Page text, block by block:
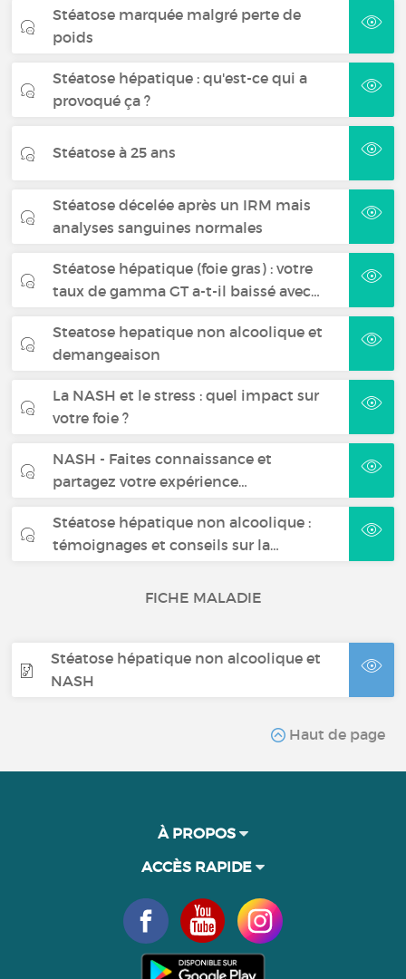
Stéatose marquée malgré perte de
poids
Stéatose hépatique : qu'est-ce qui a
provoqué ça ?
Stéatose à 25 ans
Stéatose décelée après un IRM mais
analyses sanguines normales
Stéatose hépatique (foie gras) : votre
taux de gamma GT a-t-il baissé avec…
Steatose hepatique non alcoolique et
demangeaison
La NASH et le stress : quel impact sur
votre foie ?
NASH - Faites connaissance et
partagez votre expérience…
Stéatose hépatique non alcoolique :
témoignages et conseils sur la…
FICHE MALADIE
Stéatose hépatique non alcoolique et
NASH
Haut de page
À PROPOS
ACCÈS RAPIDE